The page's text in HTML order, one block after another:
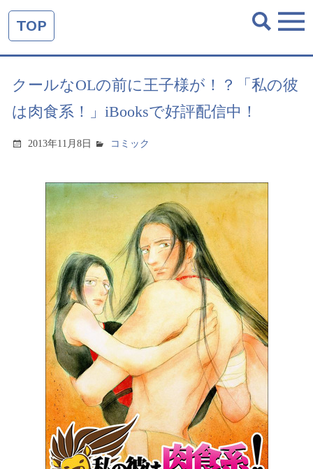
TOP
クールなOLの前に王子様が！？「私の彼
は肉食系！」iBooksで好評配信中！
2013年11月8日 コミック